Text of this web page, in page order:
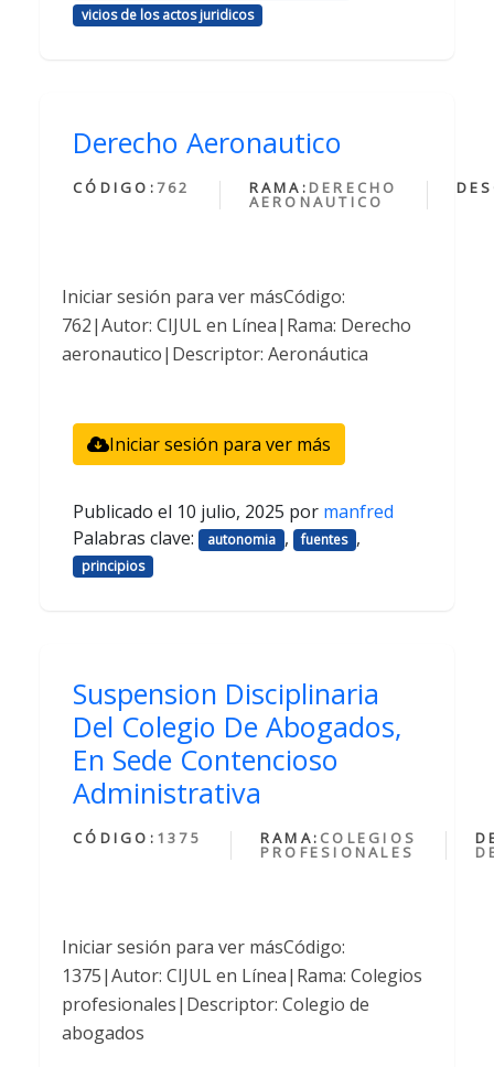
vicios de los actos juridicos
Derecho Aeronautico
CÓDIGO: 762 RAMA: DERECHO
AERONAUTICO
Iniciar sesión para ver másCódigo:
762|Autor: CIJUL en Línea|Rama: Derecho
aeronautico|Descriptor: Aeronáutica
Iniciar sesión para ver más
Publicado el 10 julio, 2025 por manfred
Palabras clave:
autonomia , fuentes ,
principios
Suspension Disciplinaria
Del Colegio De Abogados,
En Sede Contencioso
Administrativa
CÓDIGO: 1375 RAMA: COLEGIOS
PROFESIONALES
Iniciar sesión para ver másCódigo:
1375|Autor: CIJUL en Línea|Rama: Colegios
profesionales|Descriptor: Colegio de
abogados